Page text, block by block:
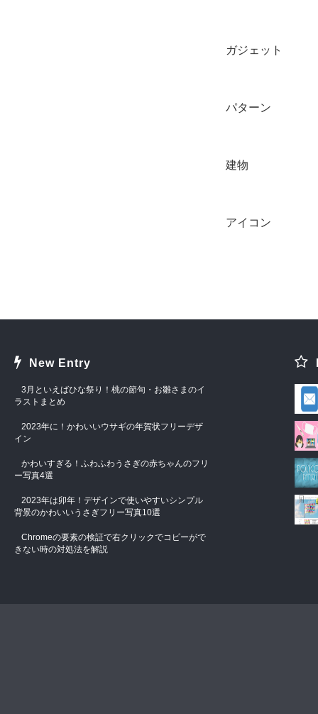
ガジェット
パターン
建物
アイコン
New Entry
3月といえばひな祭り！桃の節句・お雛さまのイ
ラストまとめ
2023年に！かわいいウサギの年賀状フリーデザ
イン
かわいすぎる！ふわふわうさぎの赤ちゃんのフリ
ー写真4選
2023年は卯年！デザインで使いやすいシンプル
背景のかわいいうさぎフリー写真10選
Chromeの要素の検証で右クリックでコピーがで
きない時の対処法を解説